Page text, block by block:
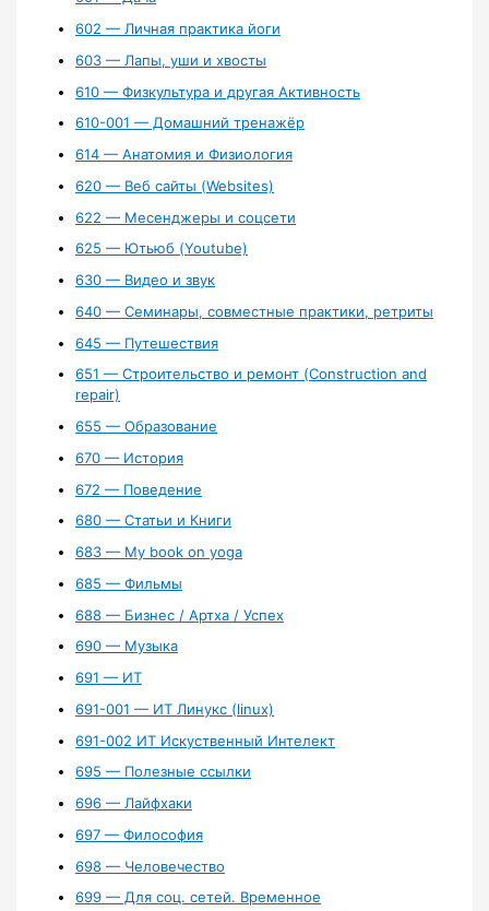
602 — Личная практика йоги
603 — Лапы, уши и хвосты
610 — Физкультура и другая Активность
610-001 — Домашний тренажёр
614 — Анатомия и Физиология
620 — Веб сайты (Websites)
622 — Месенджеры и соцсети
625 — Ютьюб (Youtube)
630 — Видео и звук
640 — Семинары, совместные практики, ретриты
645 — Путешествия
651 — Строительство и ремонт (Construction and
repair)
655 — Образование
670 — История
672 — Поведение
680 — Статьи и Книги
683 — My book on yoga
685 — Фильмы
688 — Бизнес / Артха / Успех
690 — Музыка
691 — ИТ
691-001 — ИТ Линукс (linux)
691-002 ИТ Искуственный Интелект
695 — Полезные ссылки
696 — Лайфхаки
697 — Философия
698 — Человечество
699 — Для соц. сетей. Временное